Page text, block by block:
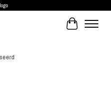
Winkelwagen